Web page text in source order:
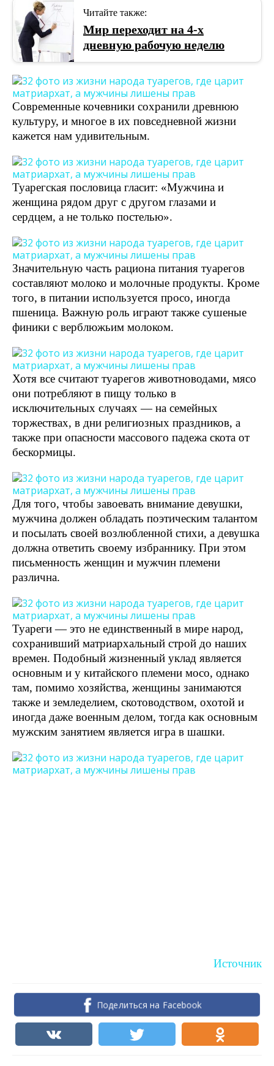
Читайте также:
Мир переходит на 4-х
дневную рабочую неделю
Современные кочевники сохранили древнюю
культуру, и многое в их повседневной жизни
кажется нам удивительным.
Туарегская пословица гласит: «Мужчина и
женщина рядом друг с другом глазами и
сердцем, а не только постелью».
Значительную часть рациона питания туарегов
составляют молоко и молочные продукты. Кроме
того, в питании используется просо, иногда
пшеница. Важную роль играют также сушеные
финики с верблюжьим молоком.
Хотя все считают туарегов животноводами, мясо
они потребляют в пищу только в
исключительных случаях — на семейных
торжествах, в дни религиозных праздников, а
также при опасности массового падежа скота от
бескормицы.
Для того, чтобы завоевать внимание девушки,
мужчина должен обладать поэтическим талантом
и посылать своей возлюбленной стихи, а девушка
должна ответить своему избраннику. При этом
письменность женщин и мужчин племени
различна.
Туареги — это не единственный в мире народ,
сохранивший матриархальный строй до наших
времен. Подобный жизненный уклад является
основным и у китайского племени мосо, однако
там, помимо хозяйства, женщины занимаются
также и земледелием, скотоводством, охотой и
иногда даже военным делом, тогда как основным
мужским занятием является игра в шашки.
Источник
Поделиться на Facebook